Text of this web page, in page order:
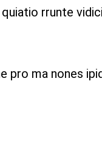
rrunte
pro ma nones